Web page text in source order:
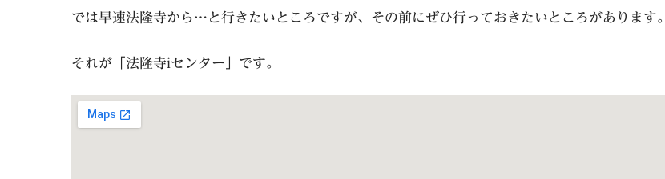
では早速法隆寺から…と行きたいところですが、その前にぜひ行っておきたいところがあります。
それが「法隆寺iセンター」です。